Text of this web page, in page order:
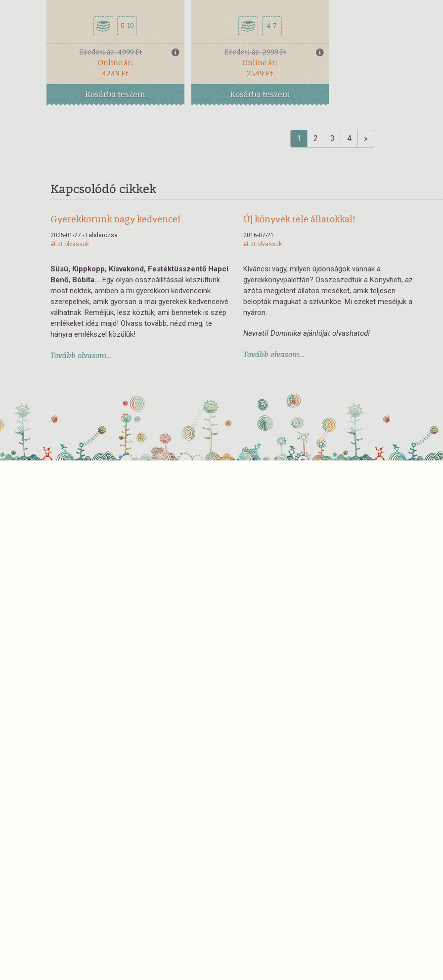
5-10
Eredeti ár:4999 Ft
Online ár:
4249 Ft
Kosárbateszem
4-7
Eredeti ár:2999 Ft
Online ár:
2549 Ft
Kosárbateszem
1 2 3 4 »
Kapcsolódó cikkek
Gyerekkorunk nagy kedvencei
2025-01-27 - Labdarozsa
#Ezt olvassuk
Süsü, Kippkopp, Kisvakond, Festéktüsszentő Hapci
Benő, Bóbita... Egy olyan összeállítással készültünk
most nektek, amiben a mi gyerekkori kedvenceink
szerepelnek, amik gyorsan a mai gyerekek kedvenceivé
válhatnak. Reméljük, lesz köztük, ami bennetek is szép
emlékeket idéz majd! Olvass tovább, nézd meg, te
hányra emlékszel közülük!
Tovább olvasom...
Új könyvek tele állatokkal!
2016-07-21
#Ezt olvassuk
Kíváncsi vagy, milyen újdonságok vannak a
gyerekkönyvpalettán? Összeszedtük a Könyvheti, az
azóta megjelent állatos meséket, amik teljesen
belopták magukat a szívünkbe. Mi ezeket meséljük a
nyáron.
Navratil Dominika ajánlóját olvashatod!
Tovább olvasom...